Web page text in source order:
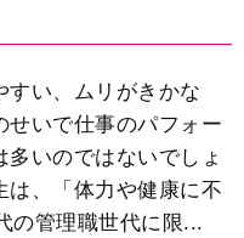
すい、ムリがきかな
いで仕事のパフォー
いのではないでしょ
は、「体力や健康に不
の管理職世代に限...